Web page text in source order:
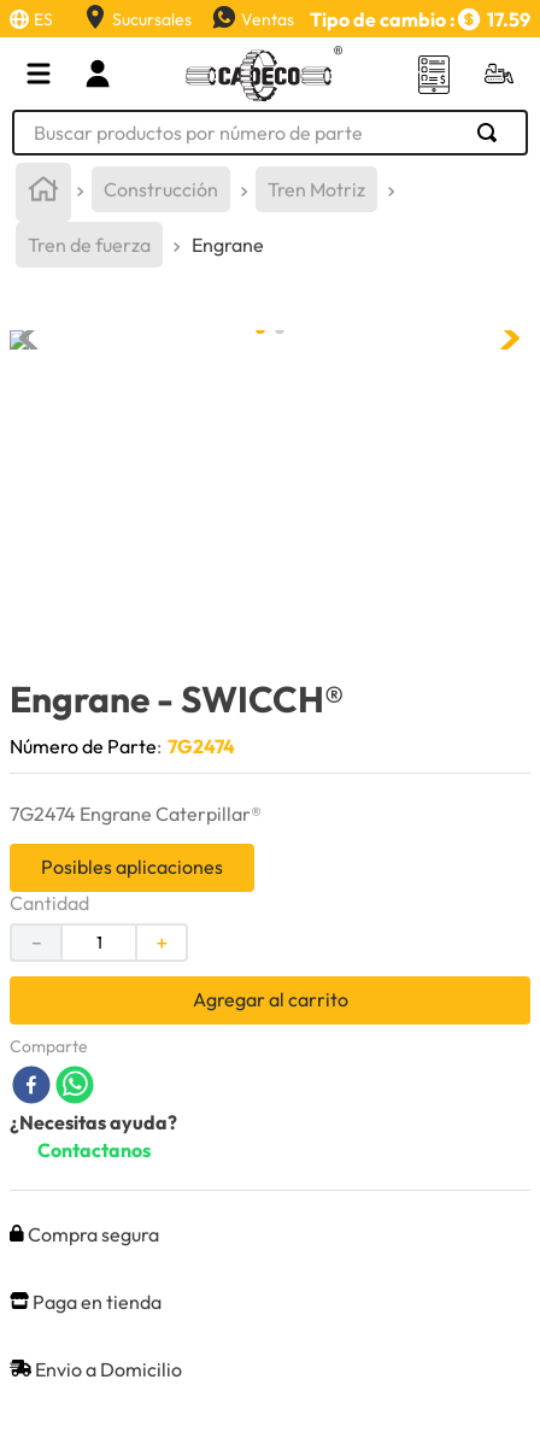
ES Sucursales Ventas Tipo de cambio : 17.59
Buscar productos por número de parte
Construcción Tren Motriz
Tren de fuerza Engrane
Engrane- SWICCH®
Número de Parte: 7G2474
7G2474 Engrane Caterpillar®
Posibles aplicaciones
Cantidad
＋
－
Agregar al carrito
Comparte
¿Necesitas ayuda?
Contactanos
Compra segura
Paga en tienda
Envio a Domicilio
TÉRMINOS MÁS BUSCADOS
2 .
aceite